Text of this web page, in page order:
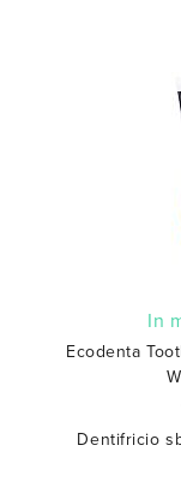
In
Ecodenta
Dentifricio